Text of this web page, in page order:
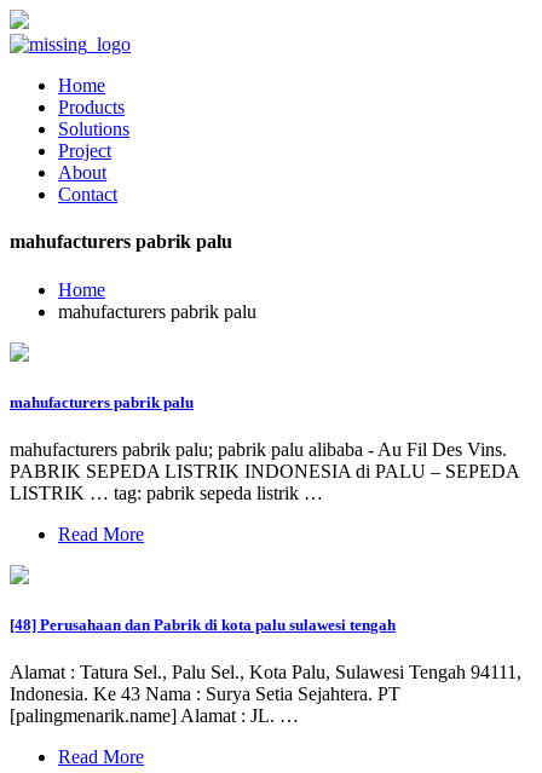
Home
Products
Solutions
Project
About
Contact
mahufacturers pabrik palu
Home
mahufacturers pabrik palu
mahufacturers pabrik palu
mahufacturers pabrik palu; pabrik palu alibaba - Au Fil Des Vins.
PABRIK SEPEDA LISTRIK INDONESIA di PALU – SEPEDA
LISTRIK … tag: pabrik sepeda listrik …
Read More
[48] Perusahaan dan Pabrik di kota palu sulawesi tengah
Alamat : Tatura Sel., Palu Sel., Kota Palu, Sulawesi Tengah 94111,
Indonesia. Ke 43 Nama : Surya Setia Sejahtera. PT
[palingmenarik.name] Alamat : JL. …
Read More